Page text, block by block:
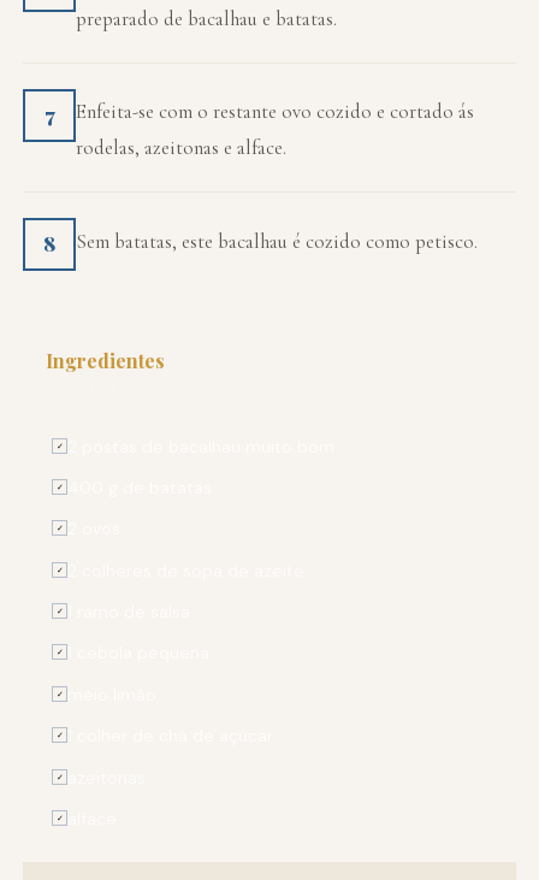
preparado de bacalhau e batatas.
7
Enfeita-se com o restante ovo cozido e cortado ás
rodelas, azeitonas e alface.
8 Sem batatas, este bacalhau é cozido como petisco.
Ingredientes
✓
✓
✓
✓
✓
✓
✓
✓
✓
✓